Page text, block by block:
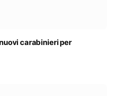
carabinieri per